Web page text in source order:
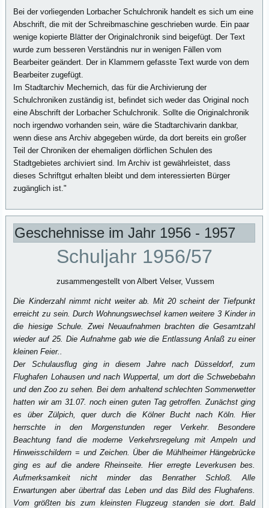
Bei der vorliegenden Lorbacher Schulchronik handelt es sich um eine
Abschrift, die mit der Schreibmaschine geschrieben wurde. Ein paar
wenige kopierte Blätter der Originalchronik sind beigefügt. Der Text
wurde zum besseren Verständnis nur in we­nigen Fällen vom
Bearbeiter geändert. Der in Klammern gefasste Text wurde von dem
Bearbeiter zugefügt.
Im Stadtarchiv Mechernich, das für die Archivierung der
Schulchroniken zuständig ist, befindet sich weder das Original noch
eine Abschrift der Lorbacher Schulchronik. Sollte die Originalchronik
noch irgendwo vorhanden sein, wäre die Stadtarchivarin dankbar,
wenn diese ans Archiv abgegeben würde, da dort bereits ein großer
Teil der Chroniken der ehemaligen dörflichen Schulen des
Stadtgebietes archiviert sind. Im Archiv ist gewährleistet, dass
dieses Schriftgut erhalten bleibt und dem interes­sierten Bürger
zugänglich ist."
Geschehnisse im Jahr 1956 - 1957
Schuljahr 1956/57
zusammengestellt von Albert Velser, Vussem
Die Kinderzahl nimmt nicht weiter ab. Mit 20 scheint der Tiefpunkt
erreicht zu sein. Durch Wohnungswechsel kamen weitere 3 Kinder in
die hiesige Schule. Zwei Neuaufnahmen brachten die Gesamtzahl
wieder auf 25. Die Aufnahme gab wie die Entlassung Anlaß zu einer
kleinen Feier..
Der Schulausflug ging in diesem Jahre nach Düsseldorf, zum
Flughafen Lohausen und nach Wuppertal, um dort die Schwebebahn
und den Zoo zu sehen. Bei dem anhaltend schlechten Sommerwetter
hatten wir am 31.07. noch einen guten Tag getroffen. Zunächst ging
es über Zülpich, quer durch die Kölner Bucht nach Köln. Hier
herrschte in den Morgenstunden reger Verkehr. Besondere
Beachtung fand die moderne Verkehrsregelung mit Ampeln und
Hinweisschildern = und Zeichen. Über die Mühlheimer Hängebrücke
ging es auf die andere Rheinseite. Hier erregte Leverkusen bes.
Aufmerksamkeit nicht minder das Benrather Schloß. Alle
Erwartungen aber übertraf das Leben und das Bild des Flughafens.
Vom größten bis zum kleinsten Flugzeug standen sie dort. Bald